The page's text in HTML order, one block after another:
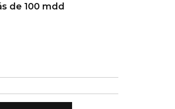
de 100 mdd